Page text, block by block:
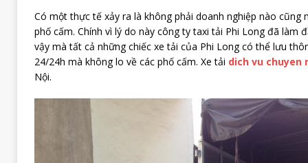
Có một thực tế xảy ra là không phải doanh nghiệp nào cũng
phố cấm. Chính vì lý do này công ty taxi tải Phi Long đã làm
vậy mà tất cả những chiếc xe tải của Phi Long có thể lưu
24/24h mà không lo về các phố cấm. Xe tải dich vu chuyen
Nội.